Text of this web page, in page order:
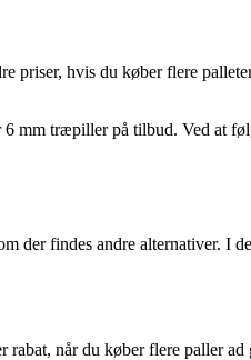
hvis du køber flere
mm træpiller på tilbud. Ved at
der findes andre alternativer.
når du køber flere paller ad